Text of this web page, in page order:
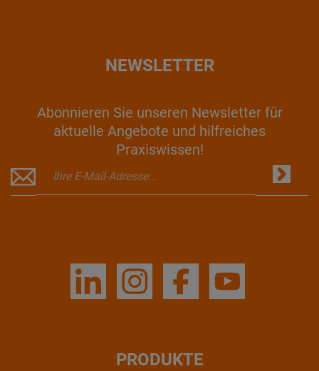
NEWSLETTER
Abonnieren Sie unseren Newsletter für
aktuelle Angebote und hilfreiches
Praxiswissen!
PRODUKTE